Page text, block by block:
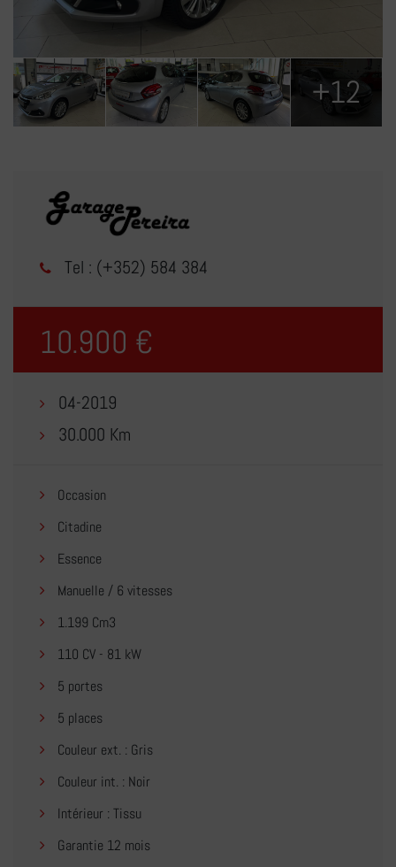
+12
Tel : (+352) 584 384
10.900 €
04-2019
30.000 Km
Occasion
Citadine
Essence
Manuelle / 6 vitesses
1.199 Cm3
110 CV - 81 kW
5 portes
5 places
Couleur ext. : Gris
Couleur int. : Noir
Intérieur : Tissu
Garantie 12 mois